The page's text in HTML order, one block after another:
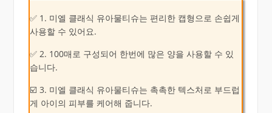
✅ 1. 미엘 클래식 유아물티슈는 편리한 캡형으로 손쉽게
사용할 수 있어요.
✅ 2. 100매로 구성되어 한번에 많은 양을 사용할 수 있
습니다.
☑️ 3. 미엘 클래식 유아물티슈는 촉촉한 텍스처로 부드럽
게 아이의 피부를 케어해 줍니다.